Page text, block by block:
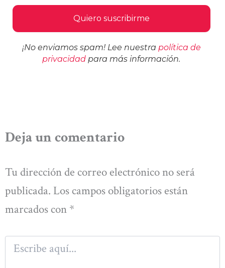
¡No enviamos spam! Lee nuestra política de
privacidad para más información.
Deja un comentario
Tu dirección de correo electrónico no será
publicada. Los campos obligatorios están
marcados con *
Escribe
aquí...